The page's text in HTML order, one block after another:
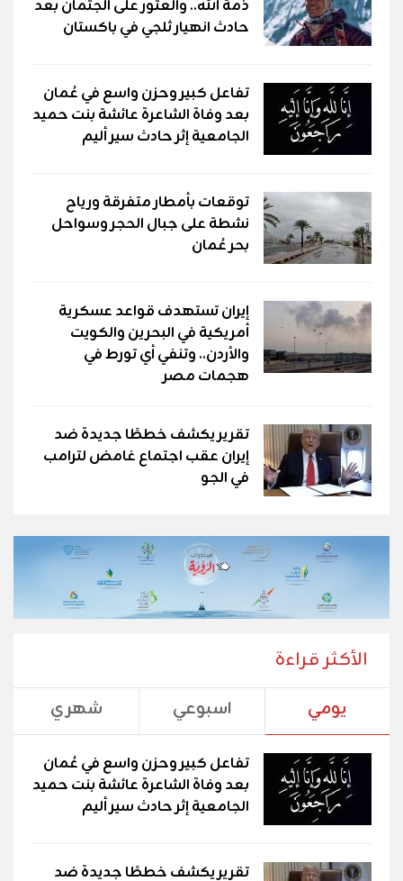
ذمة الله.. والعثور على الجثمان بعد
حادث انهيار ثلجي في باكستان
تفاعل كبير وحزن واسع في عُمان
بعد وفاة الشاعرة عائشة بنت حميد
الجامعية إثر حادث سير أليم
توقعات بأمطار متفرقة ورياح
نشطة على جبال الحجر وسواحل
بحر عُمان
إيران تستهدف قواعد عسكرية
أمريكية في البحرين والكويت
والأردن.. وتنفي أي تورط في
هجمات مصر
تقرير يكشف خططًا جديدة ضد
إيران عقب اجتماع غامض لترامب
في الجو
الأكثر قراءة
يومي اسبوعي شهري
تفاعل كبير وحزن واسع في عُمان
بعد وفاة الشاعرة عائشة بنت حميد
الجامعية إثر حادث سير أليم
تقرير يكشف خططًا جديدة ضد